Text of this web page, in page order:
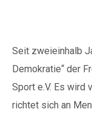
Seit zweieinhalb
Demokratie“ der
Sport e.V. Es wird
richtet sich an